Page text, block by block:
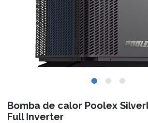
Bomba de calor Poolex
Full Inverter